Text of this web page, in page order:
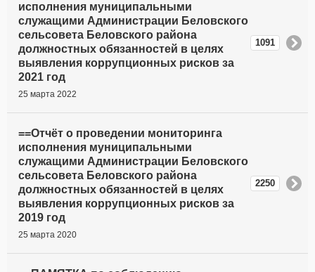
исполнения муниципальными
служащими Администрации Беловского
сельсовета Беловского района
должностных обязанностей в целях
выявления коррупционных рисков за
2021 год
25 марта 2022
1091
==Отчёт о проведении мониторинга
исполнения муниципальными
служащими Администрации Беловского
сельсовета Беловского района
должностных обязанностей в целях
выявления коррупционных рисков за
2019 год
25 марта 2020
2250